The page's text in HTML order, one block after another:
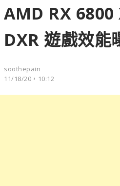
AMD RX 6800
DXR 遊戲效能
soothepain
11/18/20，10:12